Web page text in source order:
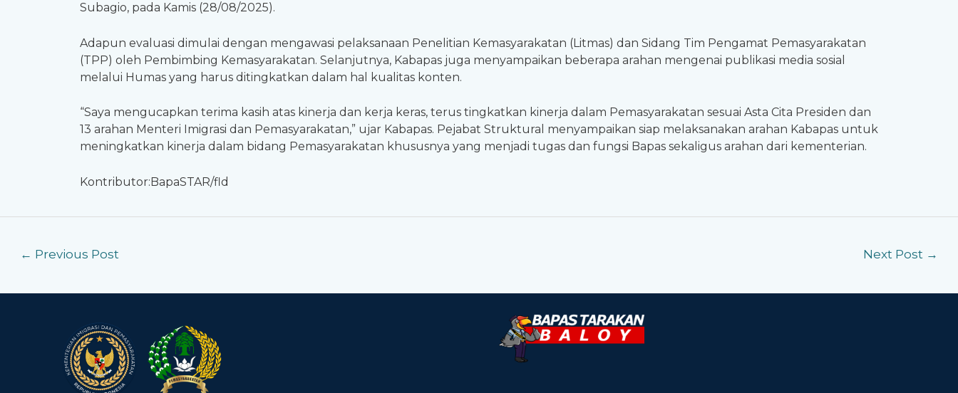
Subagio, pada Kamis (28/08/2025).
Adapun evaluasi dimulai dengan mengawasi pelaksanaan Penelitian Kemasyarakatan (Litmas) dan Sidang Tim Pengamat Pemasyarakatan
(TPP) oleh Pembimbing Kemasyarakatan. Selanjutnya, Kabapas juga menyampaikan beberapa arahan mengenai publikasi media sosial
melalui Humas yang harus ditingkatkan dalam hal kualitas konten.
“Saya mengucapkan terima kasih atas kinerja dan kerja keras, terus tingkatkan kinerja dalam Pemasyarakatan sesuai Asta Cita Presiden dan
13 arahan Menteri Imigrasi dan Pemasyarakatan,” ujar Kabapas. Pejabat Struktural menyampaikan siap melaksanakan arahan Kabapas untuk
meningkatkan kinerja dalam bidang Pemasyarakatan khususnya yang menjadi tugas dan fungsi Bapas sekaligus arahan dari kementerian.
Kontributor:BapaSTAR/fld
← Previous Post Next Post →